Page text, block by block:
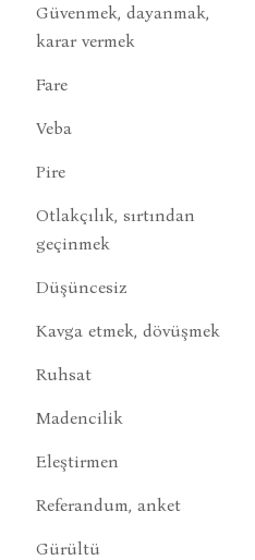
Güvenmek, dayanmak,
karar vermek
Fare
Veba
Pire
Otlakçılık, sırtından
geçinmek
Düşüncesiz
Kavga etmek, dövüşmek
Ruhsat
Madencilik
Eleştirmen
Referandum, anket
Gürültü